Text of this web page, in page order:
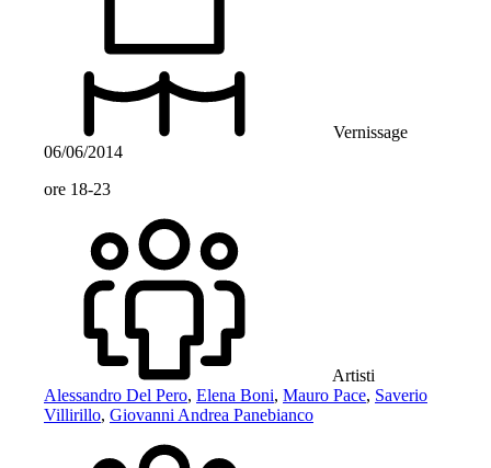
Vernissage
06/06/2014
ore 18-23
Artisti
Alessandro Del Pero, Elena Boni, Mauro Pace, Saverio
Villirillo, Giovanni Andrea Panebianco